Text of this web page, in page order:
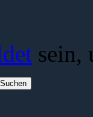
sein,